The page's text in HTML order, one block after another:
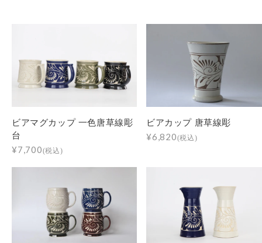
ビアマグカップ 一色唐草線彫
台
¥7,700(税込)
ビアカップ 唐草線彫
¥6,820(税込)